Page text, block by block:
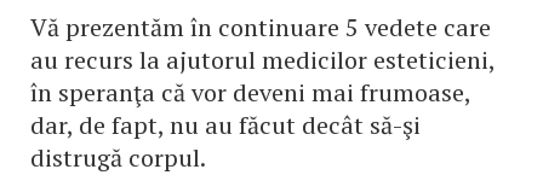
Vă prezentăm în continuare 5 vedete care
au recurs la ajutorul medicilor esteticieni,
în speranţa că vor deveni mai frumoase,
dar, de fapt, nu au făcut decât să-şi
distrugă corpul.